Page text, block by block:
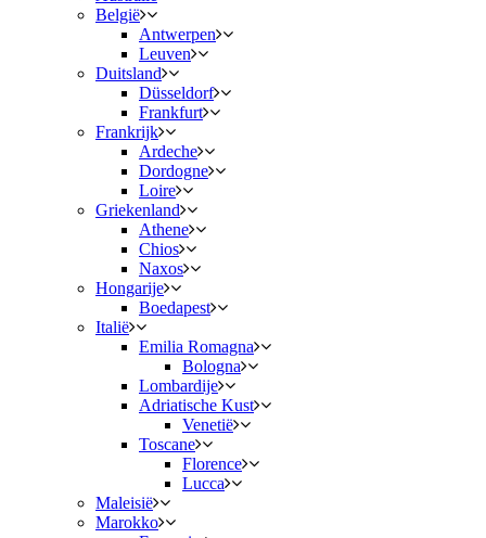
België
Antwerpen
Leuven
Duitsland
Düsseldorf
Frankfurt
Frankrijk
Ardeche
Dordogne
Loire
Griekenland
Athene
Chios
Naxos
Hongarije
Boedapest
Italië
Emilia Romagna
Bologna
Lombardije
Adriatische Kust
Venetië
Toscane
Florence
Lucca
Maleisië
Marokko